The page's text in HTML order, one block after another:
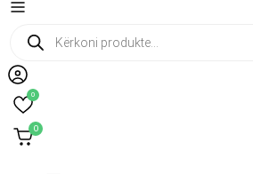
Products
search
0
0